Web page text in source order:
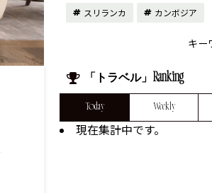
スリランカ
カンボジア
キー
「トラベル」Ranking
Today Weekly
現在集計中です。